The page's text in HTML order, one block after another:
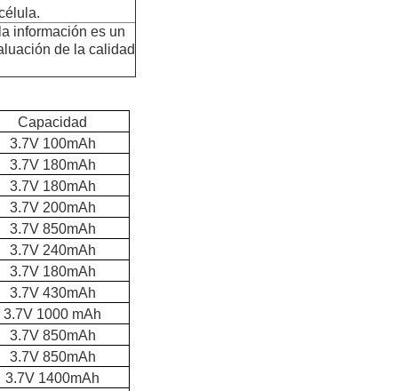
información es un
de la calidad
Capacidad
3.7V 100mAh
3.7V 180mAh
3.7V 180mAh
3.7V 200mAh
3.7V 850mAh
3.7V 240mAh
3.7V 180mAh
3.7V 430mAh
3.7V 1000 mAh
3.7V 850mAh
3.7V 850mAh
3.7V 1400mAh